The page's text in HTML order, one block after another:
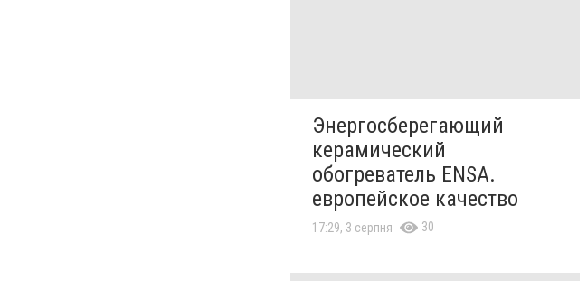
Энергосберегающий
керамический
обогреватель ENSA.
европейское качество
17:29, 3 серпня 30